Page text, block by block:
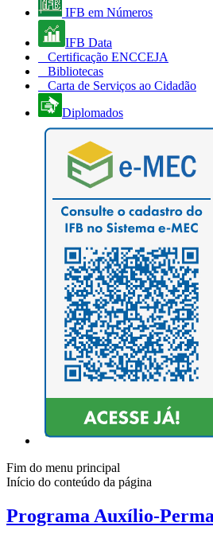
IFB em Números
IFB Data
Certificação ENCCEJA
Bibliotecas
Carta de Serviços ao Cidadão
Diplomados
Fim do menu principal
Início do conteúdo da página
Programa Auxílio-